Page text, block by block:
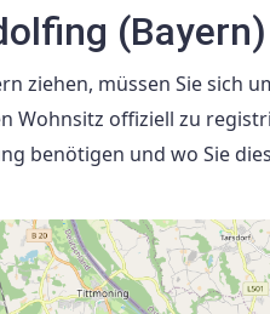
(Bayern)
ziehen, müssen Sie sich
Wohnsitz offiziell zu
benötigen und wo Sie